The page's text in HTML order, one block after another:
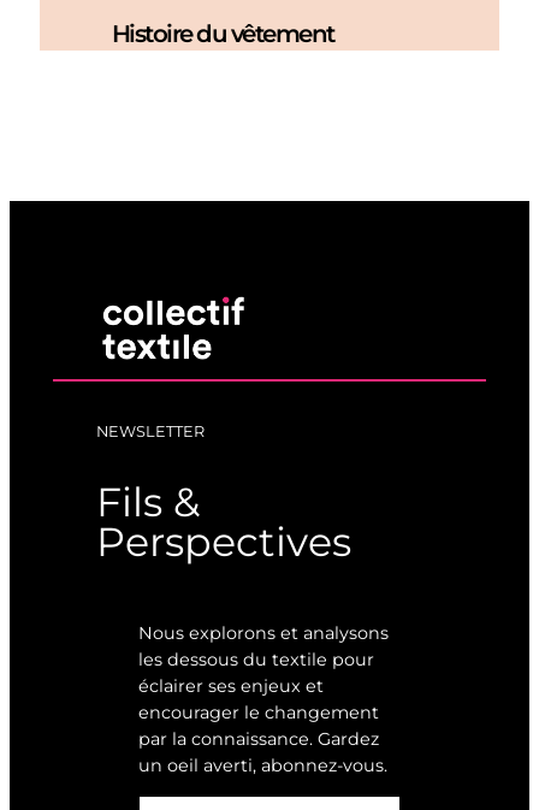
Histoire du vêtement
NEWSLETTER
Fils &
Perspectives
Nous explorons et analysons
les dessous du textile pour
éclairer ses enjeux et
encourager le changement
par la connaissance. Gardez
un oeil averti, abonnez-vous.